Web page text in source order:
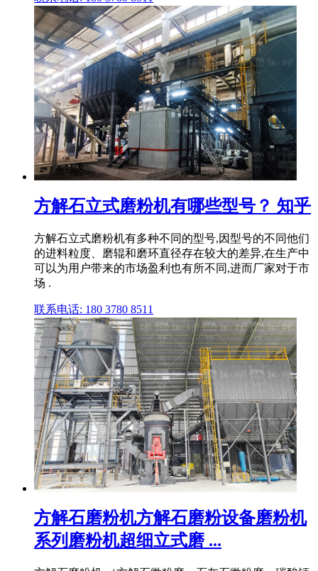
方解石立式磨粉机有哪些型号？ 知乎
方解石立式磨粉机有多种不同的型号,因型号的不同他们
的进料粒度、磨辊和磨环直径存在较大的差异,在生产中
可以为用户带来的市场盈利也有所不同,进而厂家对于市
场 .
联系电话: 180 3780 8511
方解石磨粉机方解石磨粉设备磨粉机
系列磨粉机超细立式磨 ...